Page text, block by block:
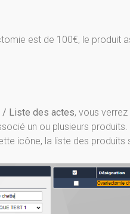
est de 100€, le
/ Liste des actes, vous
un ou plusieurs produits.
icône, la liste des produits